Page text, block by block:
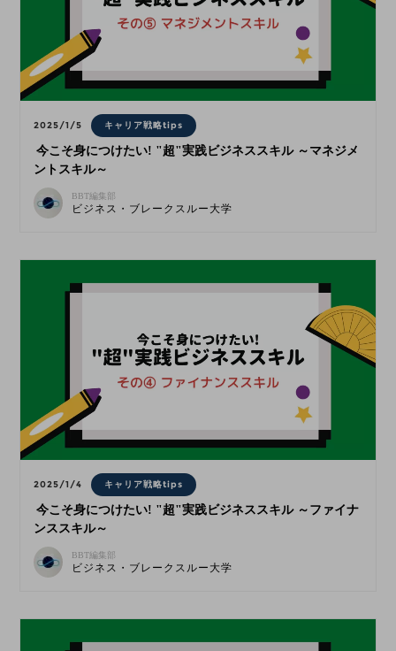
2025/1/5 キャリア戦略tips
今こそ身につけたい! "超"実践ビジネススキル ～マネジメ
ントスキル～
BBT編集部
ビジネス・ブレークスルー大学
2025/1/4 キャリア戦略tips
今こそ身につけたい! "超"実践ビジネススキル ～ファイナ
ンススキル～
BBT編集部
ビジネス・ブレークスルー大学